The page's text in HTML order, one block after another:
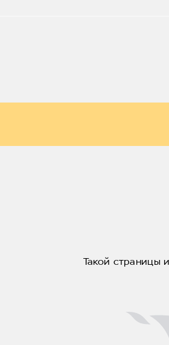
Такой страницы